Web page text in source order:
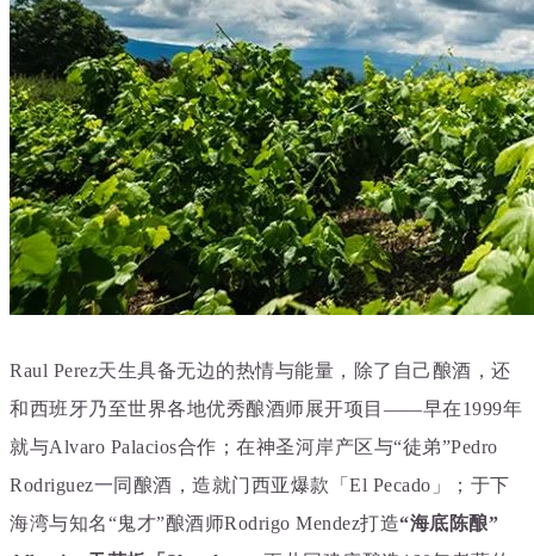
Raul Perez天生具备无边的热情与能量，除了自己酿酒，还
和西班牙乃至世界各地优秀酿酒师展开项目——早在1999年
就与Alvaro Palacios合作；在神圣河岸产区与“徒弟”Pedro
Rodriguez一同酿酒，造就门西亚爆款「El Pecado」；于下
海湾与知名“鬼才”酿酒师Rodrigo Mendez打造“海底陈酿”